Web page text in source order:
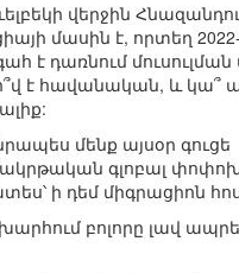
վերջին
մասին է, որտեղ
է դառնում
է հավանական, և կա՞
մենք այսօր գուցե
գլոբալ
ի դեմ միգրացիոն
բոլորը լավ